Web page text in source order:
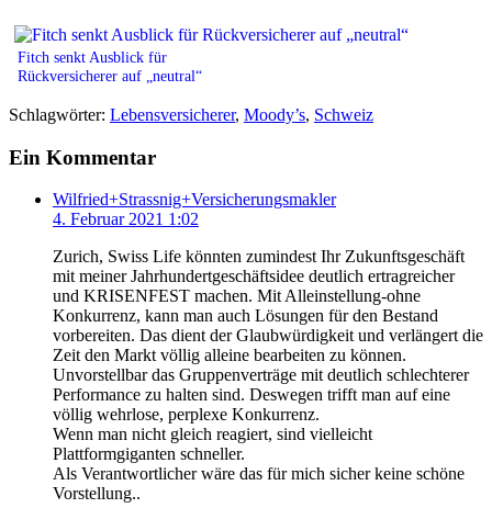
Fitch senkt Ausblick für
Rückversicherer auf „neutral“
Schlagwörter: Lebensversicherer, Moody’s, Schweiz
Ein Kommentar
Wilfried+Strassnig+Versicherungsmakler
4. Februar 2021 1:02
Zurich, Swiss Life könnten zumindest Ihr Zukunftsgeschäft
mit meiner Jahrhundertgeschäftsidee deutlich ertragreicher
und KRISENFEST machen. Mit Alleinstellung-ohne
Konkurrenz, kann man auch Lösungen für den Bestand
vorbereiten. Das dient der Glaubwürdigkeit und verlängert die
Zeit den Markt völlig alleine bearbeiten zu können.
Unvorstellbar das Gruppenverträge mit deutlich schlechterer
Performance zu halten sind. Deswegen trifft man auf eine
völlig wehrlose, perplexe Konkurrenz.
Wenn man nicht gleich reagiert, sind vielleicht
Plattformgiganten schneller.
Als Verantwortlicher wäre das für mich sicher keine schöne
Vorstellung..